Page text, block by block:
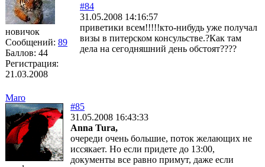
новичок
Сообщений: 89
Баллов: 44
Регистрация:
21.03.2008
#84
31.05.2008 14:16:57
приветики всем!!!!!кто-нибудь уже получал
визы в питерском консульстве.?Как там
дела на сегодняшний день обстоят????
Maro
#85
31.05.2008 16:43:33
Anna Tura,
очереди очень большие, поток желающих не
иссякает. Но если придете до 13:00,
документы все равно примут, даже если